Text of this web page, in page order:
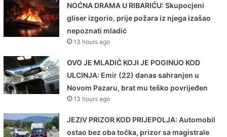
NOĆNA DRAMA U RIBARIĆU: Skupocjeni
gliser izgorio, prije požara iz njega izašao
nepoznati mladić
13 hours ago
OVO JE MLADIĆ KOJI JE POGINUO KOD
ULCINJA: Emir (22) danas sahranjen u
Novom Pazaru, brat mu teško povrijeđen
13 hours ago
JEZIV PRIZOR KOD PRIJEPOLJA: Automobil
ostao bez oba točka, prizor sa magistrale